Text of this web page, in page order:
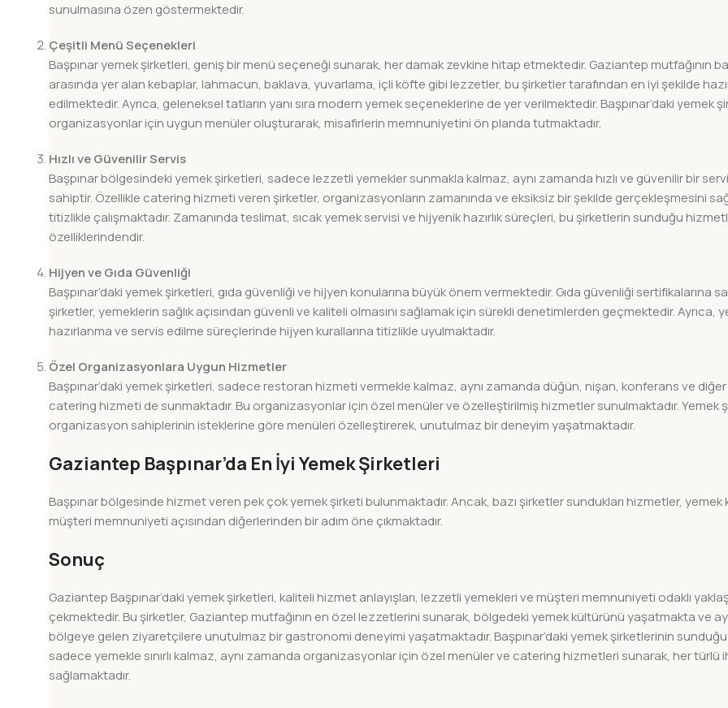
sunulmasına özen göstermektedir.
Çeşitli Menü Seçenekleri
Başpınar yemek şirketleri, geniş bir menü seçeneği sunarak, her damak zevkine hitap etmektedir. Gaziantep mutfağının
arasında yer alan kebaplar, lahmacun, baklava, yuvarlama, içli köfte gibi lezzetler, bu şirketler tarafından en iyi şekilde
edilmektedir. Ayrıca, geleneksel tatların yanı sıra modern yemek seçeneklerine de yer verilmektedir. Başpınar’daki yemek
organizasyonlar için uygun menüler oluşturarak, misafirlerin memnuniyetini ön planda tutmaktadır.
Hızlı ve Güvenilir Servis
Başpınar bölgesindeki yemek şirketleri, sadece lezzetli yemekler sunmakla kalmaz, aynı zamanda hızlı ve güvenilir bir
sahiptir. Özellikle catering hizmeti veren şirketler, organizasyonların zamanında ve eksiksiz bir şekilde gerçekleşmesini
titizlikle çalışmaktadır. Zamanında teslimat, sıcak yemek servisi ve hijyenik hazırlık süreçleri, bu şirketlerin sunduğu
özelliklerindendir.
Hijyen ve Gıda Güvenliği
Başpınar’daki yemek şirketleri, gıda güvenliği ve hijyen konularına büyük önem vermektedir. Gıda güvenliği sertifikalarına
şirketler, yemeklerin sağlık açısından güvenli ve kaliteli olmasını sağlamak için sürekli denetimlerden geçmektedir. Ayrıca,
hazırlanma ve servis edilme süreçlerinde hijyen kurallarına titizlikle uyulmaktadır.
Özel Organizasyonlara Uygun Hizmetler
Başpınar’daki yemek şirketleri, sadece restoran hizmeti vermekle kalmaz, aynı zamanda düğün, nişan, konferans ve
catering hizmeti de sunmaktadır. Bu organizasyonlar için özel menüler ve özelleştirilmiş hizmetler sunulmaktadır. Yemek
organizasyon sahiplerinin isteklerine göre menüleri özelleştirerek, unutulmaz bir deneyim yaşatmaktadır.
Gaziantep Başpınar’da En İyi Yemek Şirketleri
Başpınar bölgesinde hizmet veren pek çok yemek şirketi bulunmaktadır. Ancak, bazı şirketler sundukları hizmetler, yemek
müşteri memnuniyeti açısından diğerlerinden bir adım öne çıkmaktadır.
Sonuç
Gaziantep Başpınar’daki yemek şirketleri, kaliteli hizmet anlayışları, lezzetli yemekleri ve müşteri memnuniyeti odaklı
çekmektedir. Bu şirketler, Gaziantep mutfağının en özel lezzetlerini sunarak, bölgedeki yemek kültürünü yaşatmakta ve
bölgeye gelen ziyaretçilere unutulmaz bir gastronomi deneyimi yaşatmaktadır. Başpınar’daki yemek şirketlerinin
sadece yemekle sınırlı kalmaz, aynı zamanda organizasyonlar için özel menüler ve catering hizmetleri sunarak, her
sağlamaktadır.